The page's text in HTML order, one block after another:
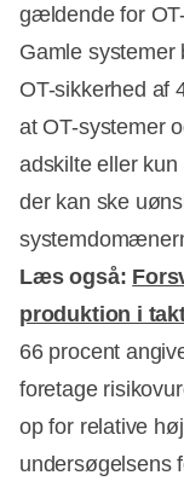
gældende for
Gamle systemer
OT-sikkerhed af
at OT-systemer
adskilte eller
der kan ske
Læs også:
produktion i
66 procent
foretage
op for relative
undersøgelsens